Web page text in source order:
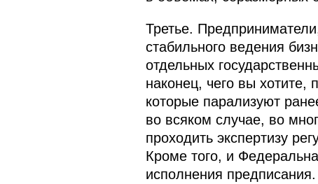
Третье.
стабильного ведения
отдельных
наконец, чего вы
которые парализуют
во всяком случае, во
проходить экспертизу
Кроме того, и
исполнения